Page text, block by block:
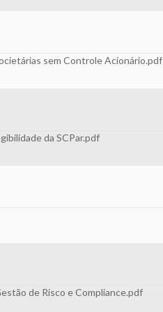
sem Controle Acionário.pdf
da SCPar.pdf
de Risco e Compliance.pdf